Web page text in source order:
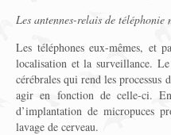
Les antennes-relais de
Les téléphones eux-mêmes, et
localisation et la surveillance.
cérébrales qui rend les processus
agir en fonction de celle-ci.
d’implantation de micropuces
lavage de cerveau.